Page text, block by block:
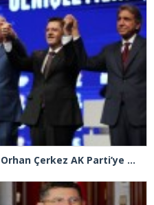
Çekmeköy Belediye Başkanı Orhan Çerkez AK Parti’ye katıldı